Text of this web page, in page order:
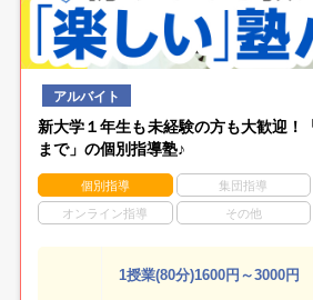
アルバイト
新大学１年生も未経験の方も大歓迎！
まで」の個別指導塾♪
個別指導 集団指導
オンライン指導 その他
1授業(80分)1600円～3000円